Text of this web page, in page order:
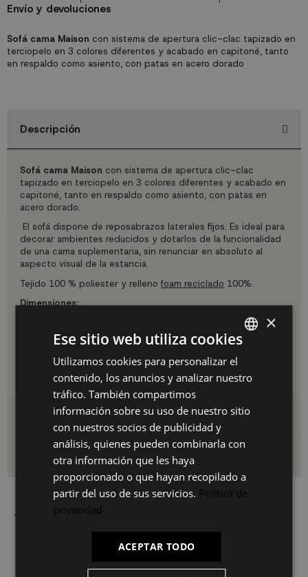
Sofá cama Maison con sistema de apertura clic-clac tapizado en
terciopelo en 3 colores diferentes y acabado en capitoné, tanto
en respaldo como asiento, con patas en acero dorado
Envío y devoluciones
Descripción
Sofá cama Maison con sistema de apertura clic-clac
tapizado en terciopelo en 3 colores diferentes y acabado en
capitoné, tanto en respaldo como asiento, con patas en
acero dorado.
El sofá dispone de reposabrazos laterales fijos. Es ideal para
decorar ambientes reducidos y dotarlos de la funcionalidad
de una cama suplementaria, sin renunciar en absoluto al
aspecto visual de la estancia.
Tejido 100 % poliester y rellenofoam reciclado 100%.
Dimensiones:
191 cm de ancho, 79 cm de profundo, 59 cm de
profundo asiento y 74 cm de alto.
Abierto como cama:
191 cm de ancho, 95 cm de profundo
y 31 cm de alto.
Detalles del producto
Envío y devoluciones
También le puede interesar
SPANISH
ES
PT
×
Ese sitio web utiliza cookies
Utilizamos cookies para personalizar el
contenido, los anuncios y analizar nuestro
tráfico. También compartimos
información sobre su uso de nuestro sitio
con nuestros socios de publicidad y
análisis, quienes pueden combinarla con
otra información que les haya
proporcionado o que hayan recopilado a
partir del uso de sus servicios. Política de
privacidad
ACEPTAR TODO